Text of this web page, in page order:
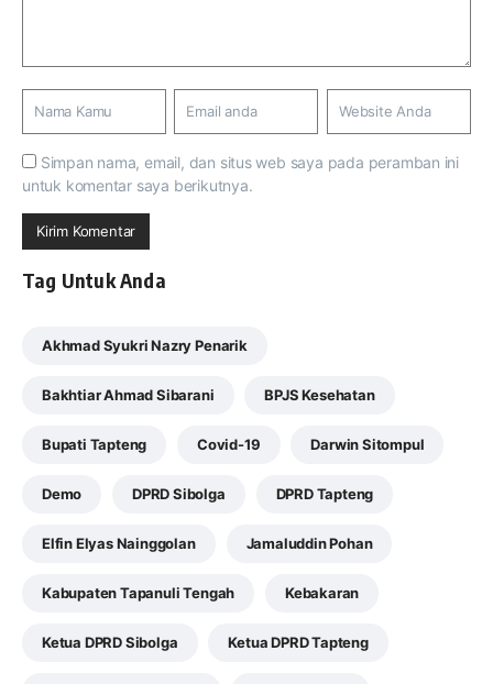
Simpan nama, email, dan situs web saya pada peramban ini
untuk komentar saya berikutnya.
Tag Untuk Anda
Akhmad Syukri Nazry Penarik
Bakhtiar Ahmad Sibarani BPJS Kesehatan
Bupati Tapteng Covid-19 Darwin Sitompul
Demo DPRD Sibolga DPRD Tapteng
Elfin Elyas Nainggolan Jamaluddin Pohan
Kabupaten Tapanuli Tengah Kebakaran
Ketua DPRD Sibolga Ketua DPRD Tapteng